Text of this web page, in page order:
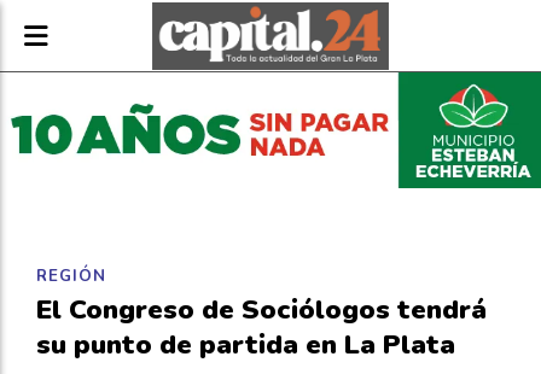
El Congreso de Sociólogos tendrá
su punto de partida en La Plata
REGIÓN